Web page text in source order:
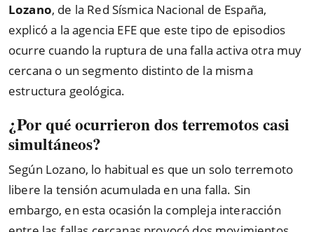
Lozano, de la Red Sísmica Nacional de España,
explicó a la agencia EFE que este tipo de episodios
ocurre cuando la ruptura de una falla activa otra muy
cercana o un segmento distinto de la misma
estructura geológica.
¿Por qué ocurrieron dos terremotos casi
simultáneos?
Según Lozano, lo habitual es que un solo terremoto
libere la tensión acumulada en una falla. Sin
embargo, en esta ocasión la compleja interacción